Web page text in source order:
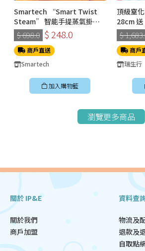
Smartech “Smart Twist
Steam” 智能手提蒸氣掛燙
機 (SS-8108)
$ 698.0 $ 248.0
商戶直送
Smartech
加入購物籃
頂級窒
28cm 送
$
商戶
瑞生行
瀏覽更多商品
關於 IP&E
關於我們
商戶加盟
資料查
物流及
退款及
自取點